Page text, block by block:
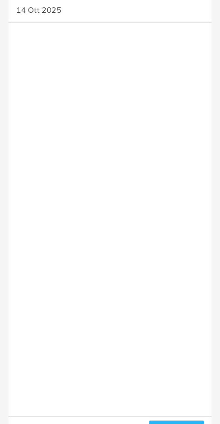
14 Ott 2025